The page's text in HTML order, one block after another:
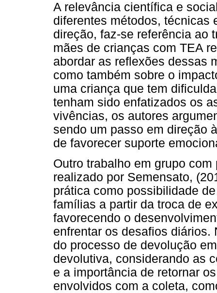
A relevância científica e
diferentes métodos, técnicas
direção, faz-se referência ao
mães de crianças com TEA
abordar as reflexões dessas
como também sobre o
uma criança que tem
tenham sido enfatizados os
vivências, os autores
sendo um passo em direção
de favorecer suporte
Outro trabalho em grupo
realizado por Semensato,
prática como possibilidade
famílias a partir da troca de
favorecendo o
enfrentar os desafios
do processo de devolução
devolutiva, considerando as
e a importância de retornar
envolvidos com a coleta,